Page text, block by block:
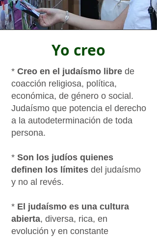
Yo creo
* Creo en el judaísmo libre de
coacción religiosa, política,
económica, de género o social.
Judaísmo que potencia el derecho
a la autodeterminación de toda
persona.
* Son los judíos quienes
definen los límites del judaísmo
y no al revés.
* El judaísmo es una cultura
abierta, diversa, rica, en
evolución y en constante